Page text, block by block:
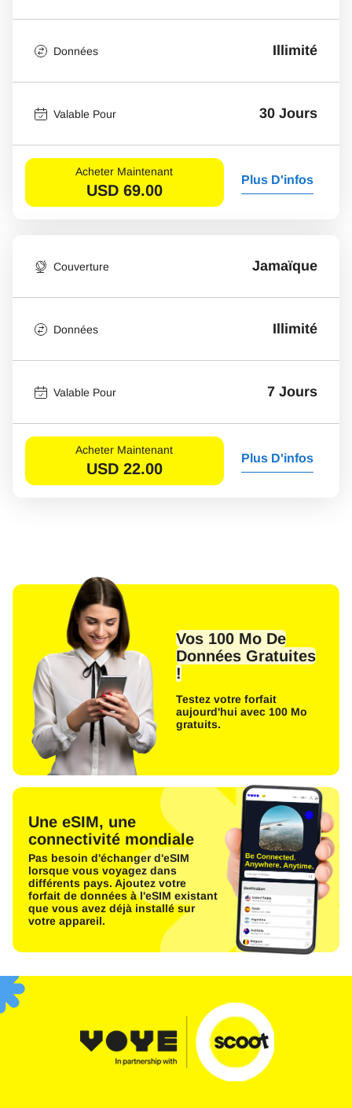
Données Illimité
Valable Pour 30 Jours
Acheter Maintenant
USD 69.00
Plus D'infos
Couverture Jamaïque
Données Illimité
Valable Pour 7 Jours
Acheter Maintenant
USD 22.00
Plus D'infos
Vos 100 Mo De
Données Gratuites
!
Testez votre forfait
aujourd'hui avec 100 Mo
gratuits.
Une eSIM, une
connectivité mondiale
Pas besoin d'échanger d'eSIM
lorsque vous voyagez dans
différents pays. Ajoutez votre
forfait de données à l'eSIM existant
que vous avez déjà installé sur
votre appareil.